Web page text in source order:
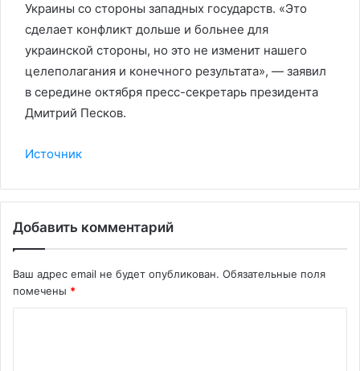
Украины со стороны западных государств. «Это
сделает конфликт дольше и больнее для
украинской стороны, но это не изменит нашего
целеполагания и конечного результата», — заявил
в середине октября пресс-секретарь президента
Дмитрий Песков.
Источник
Добавить комментарий
Ваш адрес email не будет опубликован. Обязательные поля
помечены *